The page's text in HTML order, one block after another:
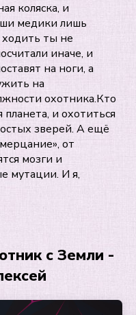
коляска, и
медики лишь
ходить ты не
иначе, и
на ноги, а
на
охотника.Кто
и охотиться
зверей. А ещё
от
мозги и
мутации. И я,
с Земли -